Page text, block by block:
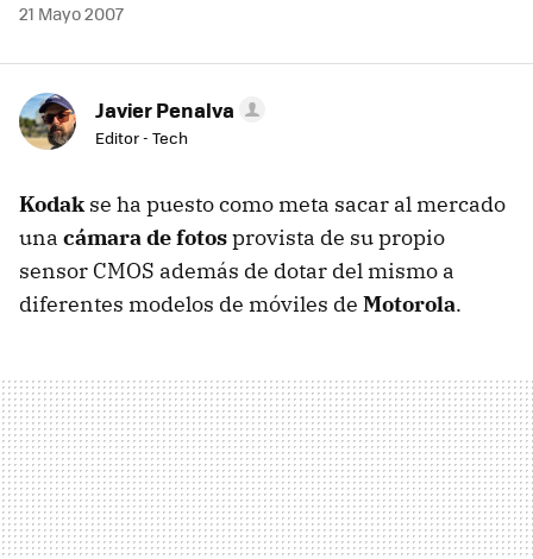
21 Mayo 2007
Javier Penalva
Editor - Tech
Kodakse ha puesto como meta sacar al mercado
una cámara de fotosprovista de su propio
sensor CMOS además de dotar del mismo a
diferentes modelos de móviles de Motorola.